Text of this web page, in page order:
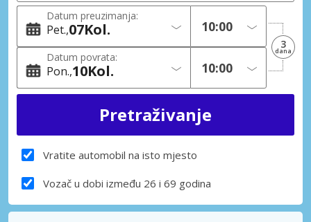
Datum preuzimanja:
Pet. 07Kol.
Datum povrata:
Pon. 10Kol.
3
dana
Vratite automobil na isto mjesto
Vozač u dobi između 26 i 69 godina